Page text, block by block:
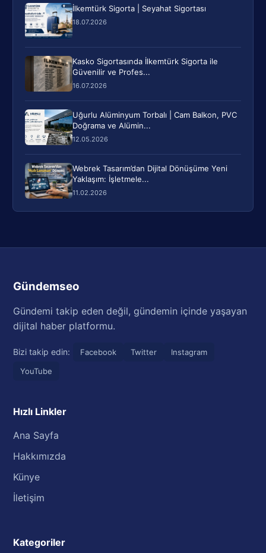
İlkemtürk Sigorta | Seyahat Sigortası
18.07.2026
Kasko Sigortasında İlkemtürk Sigorta ile
Güvenilir ve Profes...
16.07.2026
Uğurlu Alüminyum Torbalı | Cam Balkon, PVC
Doğrama ve Alümin...
12.05.2026
Webrek Tasarım’dan Dijital Dönüşüme Yeni
Yaklaşım: İşletmele...
11.02.2026
Gündemseo
Gündemi takip eden değil, gündemin içinde yaşayan
dijital haber platformu.
Bizi takip edin: Facebook Twitter
Instagram
YouTube
Hızlı Linkler
Ana Sayfa
Hakkımızda
Künye
İletişim
Kategoriler